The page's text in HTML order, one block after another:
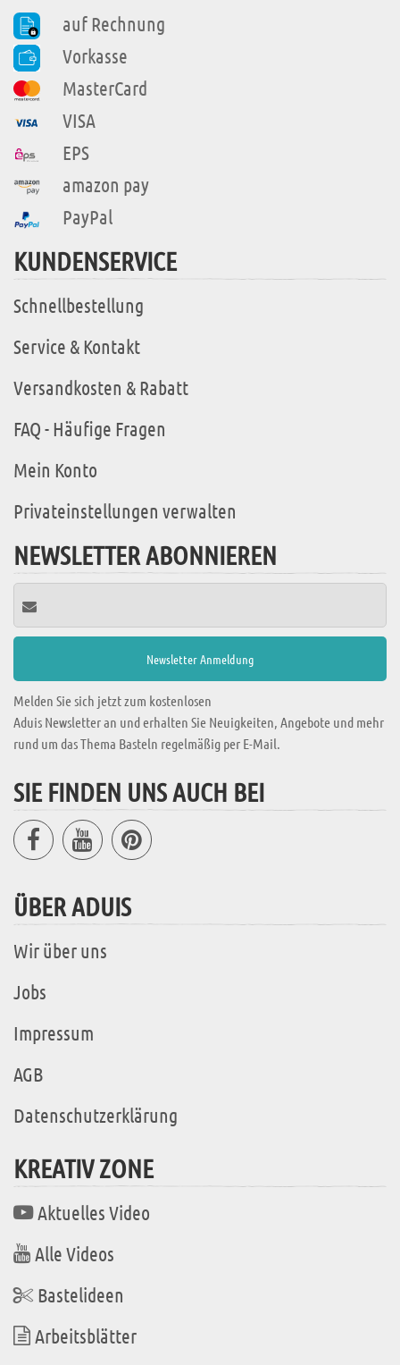
auf Rechnung
Vorkasse
MasterCard
VISA
EPS
amazon pay
PayPal
KUNDENSERVICE
Schnellbestellung
Service & Kontakt
Versandkosten & Rabatt
FAQ - Häufige Fragen
Mein Konto
Privateinstellungen verwalten
NEWSLETTER ABONNIEREN
Melden Sie sich jetzt zum kostenlosen
Aduis Newsletter an und erhalten Sie Neuigkeiten, Angebote und mehr
rund um das Thema Basteln regelmäßig per E-Mail.
SIE FINDEN UNS AUCH BEI
ÜBER ADUIS
Wir über uns
Jobs
Impressum
AGB
Datenschutzerklärung
KREATIV ZONE
Aktuelles Video
Alle Videos
Bastelideen
Arbeitsblätter